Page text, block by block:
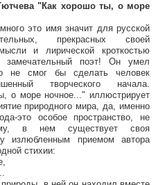
"Как хорошо ты, о море
это имя значит для русской
прекрасных своей
и лирической кроткостью
замечательный поэт! Он умел
не смог бы сделать человек
творческого начала.
о море ночное..." иллюстрирует
природного мира, да, именно
это особое пространство, не
в нем существует своя
излюбленным приемом автора
стихии: